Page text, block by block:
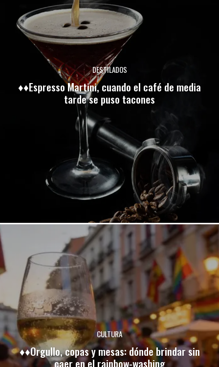
DESTILADOS
♦♦Espresso Martini, cuando el café de media
tarde se puso tacones
CULTURA
♦♦Orgullo, copas y mesas: dónde brindar sin
caer en el rainbow-washing